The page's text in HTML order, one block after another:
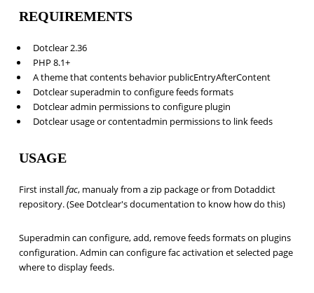
REQUIREMENTS
Dotclear 2.36
PHP 8.1+
A theme that contents behavior publicEntryAfterContent
Dotclear superadmin to configure feeds formats
Dotclear admin permissions to configure plugin
Dotclear usage or contentadmin permissions to link feeds
USAGE
First installfac, manualy from a zip package or from Dotaddict
repository. (See Dotclear's documentation to know how do this)
Superadmin can configure, add, remove feeds formats on plugins
configuration. Admin can configure fac activation et selected page
where to display feeds.